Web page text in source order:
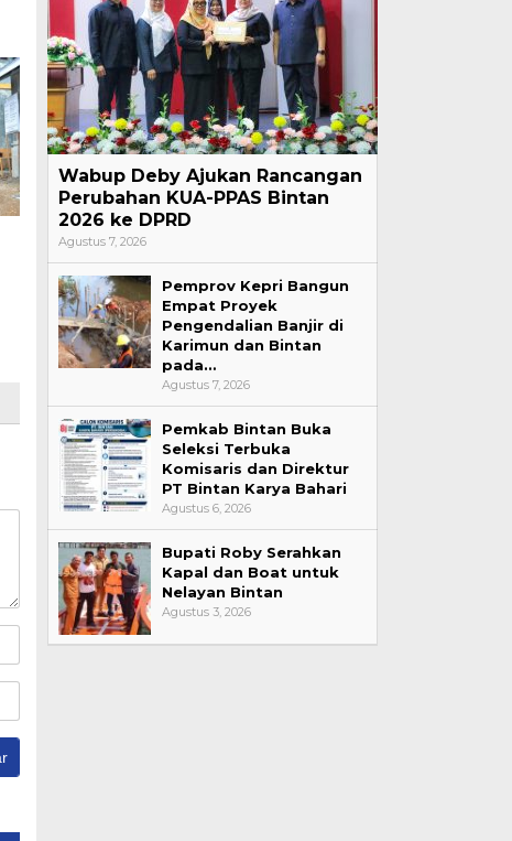
Wabup Deby Ajukan Rancangan
Perubahan KUA-PPAS Bintan
2026 ke DPRD
Agustus 7, 2026
Pemprov Kepri Bangun
Empat Proyek
Pengendalian Banjir di
Karimun dan Bintan
pada…
Agustus 7, 2026
Pemkab Bintan Buka
Seleksi Terbuka
Komisaris dan Direktur
PT Bintan Karya Bahari
Agustus 6, 2026
Bupati Roby Serahkan
Kapal dan Boat untuk
Nelayan Bintan
Agustus 3, 2026